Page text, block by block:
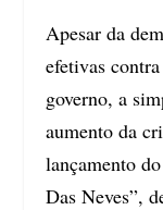
Apesar da
efetivas
governo, a
aumento da
lançamento
Das Neves”,